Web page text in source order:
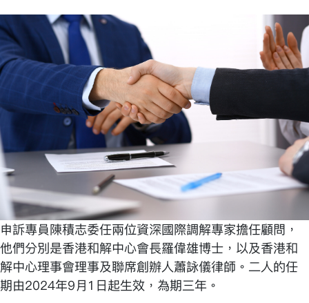
申訴專員陳積志委任兩位資深國際調解專家擔任顧問，
他們分別是香港和解中心會長羅偉雄博士，以及香港和
解中心理事會理事及聯席創辦人蕭詠儀律師。二人的任
期由2024年9月1日起生效，為期三年。